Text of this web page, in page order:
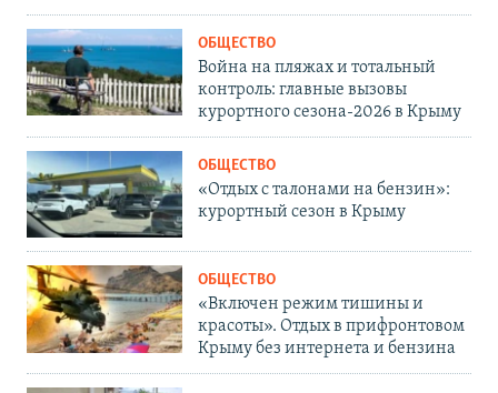
ОБЩЕСТВО
Война на пляжах и тотальный
контроль: главные вызовы
курортного сезона-2026 в Крыму
ОБЩЕСТВО
«Отдых с талонами на бензин»:
курортный сезон в Крыму
ОБЩЕСТВО
«Включен режим тишины и
красоты». Отдых в прифронтовом
Крыму без интернета и бензина